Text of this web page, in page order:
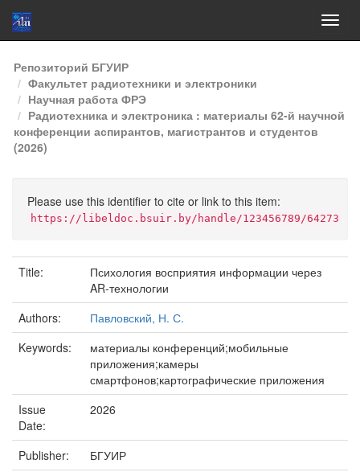
Skip
navigation
Репозиторий БГУИР
Факультет радиотехники и электроники
Научная работа ФРЭ
Радиотехника и электроника : материалы 62-й научной
конференции аспирантов, магистрантов и студентов
(2026)
Please use this identifier to cite or link to this item:
https://libeldoc.bsuir.by/handle/123456789/64273
Title:
Психология восприятия информации через
AR-технологии
Authors:
Павловский, Н. С.
Keywords:
материалы конференций;мобильные
приложения;камеры
смартфонов;картографические приложения
Issue
Date:
2026
Publisher:
БГУИР